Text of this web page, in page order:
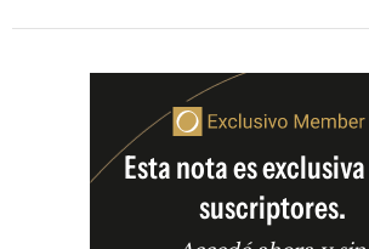
Esta nota es
suscriptores.